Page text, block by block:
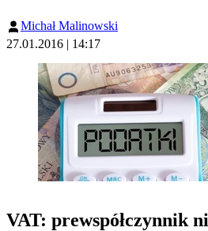
Michał Malinowski
27.01.2016 | 14:17
VAT: prewspółczynnik